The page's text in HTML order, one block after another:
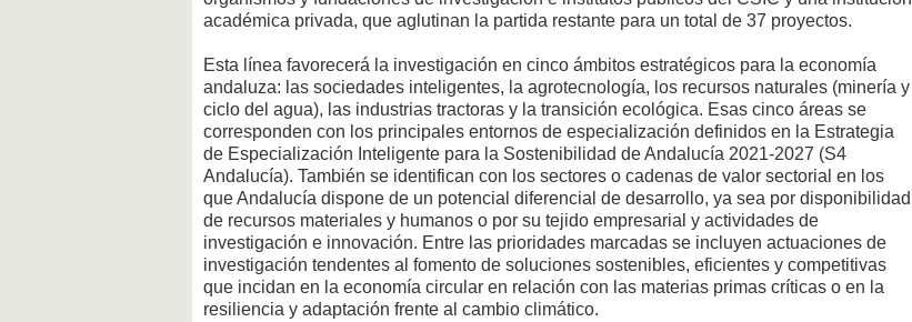
académica privada, que aglutinan la partida restante para un total de 37 proyectos.
Esta línea favorecerá la investigación en cinco ámbitos estratégicos para la economía
andaluza: las sociedades inteligentes, la agrotecnología, los recursos naturales (minería y
ciclo del agua), las industrias tractoras y la transición ecológica. Esas cinco áreas se
corresponden con los principales entornos de especialización definidos en la Estrategia
de Especialización Inteligente para la Sostenibilidad de Andalucía 2021-2027 (S4
Andalucía). También se identifican con los sectores o cadenas de valor sectorial en los
que Andalucía dispone de un potencial diferencial de desarrollo, ya sea por disponibilidad
de recursos materiales y humanos o por su tejido empresarial y actividades de
investigación e innovación. Entre las prioridades marcadas se incluyen actuaciones de
investigación tendentes al fomento de soluciones sostenibles, eficientes y competitivas
que incidan en la economía circular en relación con las materias primas críticas o en la
resiliencia y adaptación frente al cambio climático.